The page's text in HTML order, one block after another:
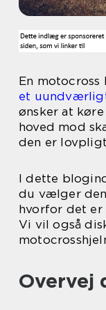
En motocross
et
ønsker at
hoved mod
den er
I dette
du vælger
hvorfor det er
Vi vil også
Overvej